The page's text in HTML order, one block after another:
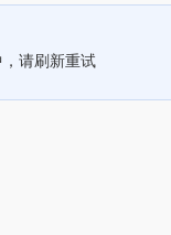
请刷新重试